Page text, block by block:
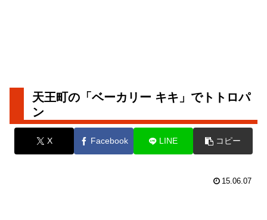
天王町の「ベーカリー キキ」でトトロパ
ン
X Facebook LINE コピー
15.06.07